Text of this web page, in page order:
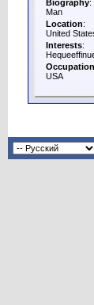
Biography:
Man
Location:
United
Interests:
Occupation
USA